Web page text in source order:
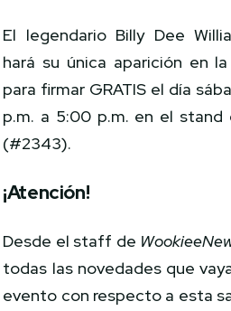
El legendario Billy Dee
hará su única aparición en
para firmar GRATIS el día
p.m. a 5:00 p.m. en el
(#2343).
¡Atención!
Desde el staff de
todas las novedades que
evento con respecto a esta